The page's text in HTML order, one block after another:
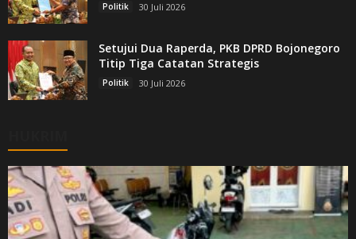
Politik 30 Juli 2026
Setujui Dua Raperda, PKB DPRD Bojonegoro
Titip Tiga Catatan Strategis
Politik 30 Juli 2026